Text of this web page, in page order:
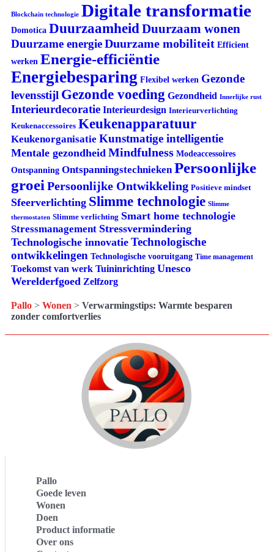
Blockchain technologie Digitale transformatie
Domotica DuurzaamheidDuurzaam wonen
Duurzame energieDuurzame mobiliteit Efficient
werken Energie-efficiëntie
Energiebesparing Flexibel werken Gezonde
levensstijl Gezonde voeding Gezondheid Innerlijke rust
Interieurdecoratie Interieurdesign Interieurverlichting
Keukenaccessoires Keukenapparatuur
Keukenorganisatie Kunstmatige intelligentie
Mentale gezondheid Mindfulness Modeaccessoires
Ontspanning Ontspanningstechnieken Persoonlijke
groei Persoonlijke Ontwikkeling Positieve mindset
Sfeerverlichting Slimme technologie Slimme
thermostaten Slimme verlichting Smart home technologie
Stressmanagement Stressvermindering
Technologische innovatie Technologische
ontwikkelingen Technologische vooruitgang Time management
Toekomst van werk Tuininrichting Unesco
Werelderfgoed Zelfzorg
Pallo > Wonen > Verwarmingstips: Warmte besparen
zonder comfortverlies
Pallo
Goede leven
Wonen
Doen
Product informatie
Over ons